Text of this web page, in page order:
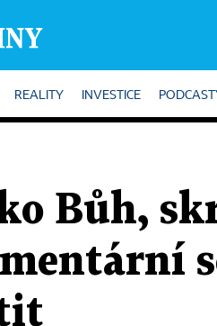
REALITY INVESTICE
Bůh,